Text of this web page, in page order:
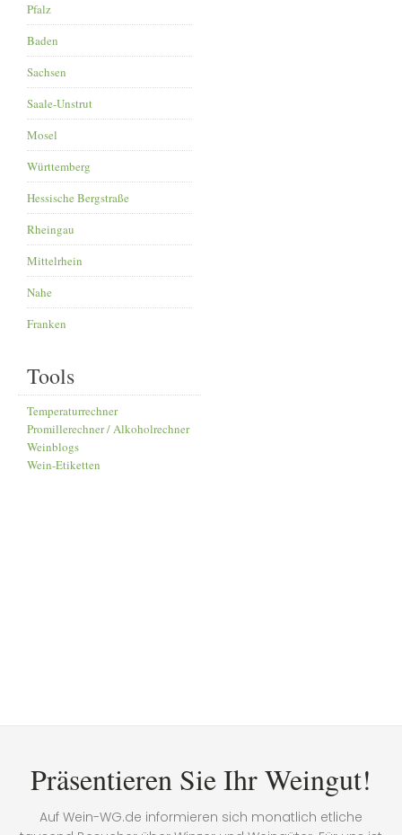
Pfalz
Baden
Sachsen
Saale-Unstrut
Mosel
Württemberg
Hessische Bergstraße
Rheingau
Mittelrhein
Nahe
Franken
Tools
Temperaturrechner
Promillerechner / Alkoholrechner
Weinblogs
Wein-Etiketten
Präsentieren Sie Ihr Weingut!
Auf Wein-WG.de informieren sich monatlich etliche